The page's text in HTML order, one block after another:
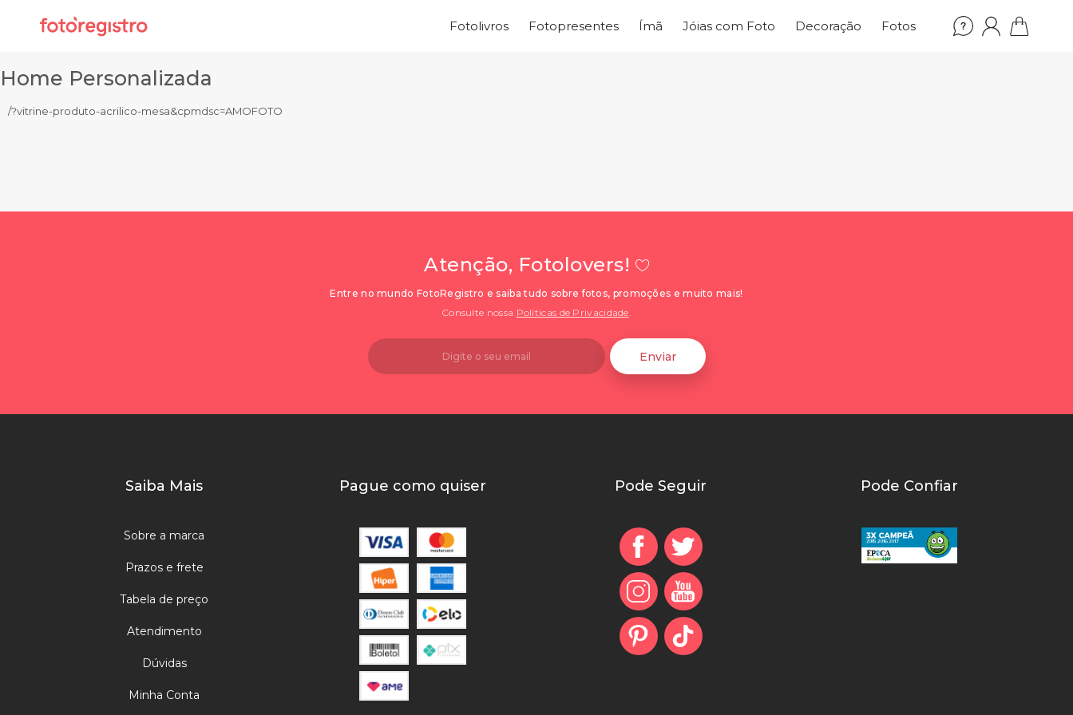
Fotolivros Fotopresentes Ímã Jóias com Foto Decoração Fotos
Home Personalizada
/?vitrine-produto-acrilico-mesa&cpmdsc=AMOFOTO
Atenção, Fotolovers!
Entre no mundo FotoRegistro e saiba tudo sobre fotos, promoções e muito mais!
Consulte nossa Políticas de Privacidade.
Enviar
Saiba Mais
Sobre a marca
Prazos e frete
Tabela de preço
Atendimento
Dúvidas
Minha Conta
Pague como quiser Pode Seguir Pode Confiar